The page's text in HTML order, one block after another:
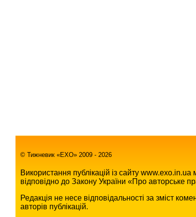
© Тижневик «EХO» 2009 - 2026
Використання публікацій із сайту
відповідно до Закону України «Про авторське
Редакція не несе відповідальності за зміст
авторів публікацій.